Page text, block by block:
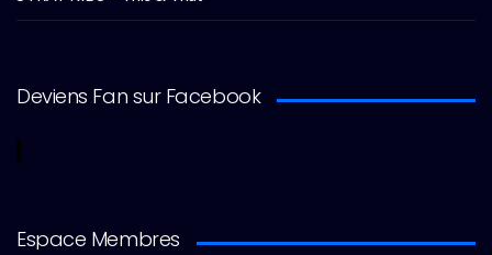
Deviens Fan sur Facebook
Espace Membres